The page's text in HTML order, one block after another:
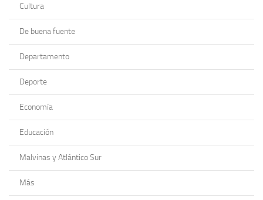
Cultura
De buena fuente
Departamento
Deporte
Economía
Educación
Malvinas y Atlántico Sur
Más